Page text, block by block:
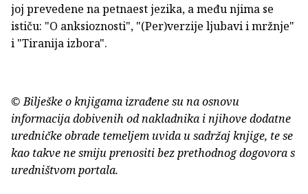
joj prevedene na petnaest jezika, a među njima se
ističu: "O anksioznosti", "(Per)verzije ljubavi i mržnje"
i "Tiranija izbora".
© Bilješke o knjigama izrađene su na osnovu
informacija dobivenih od nakladnika i njihove dodatne
uredničke obrade temeljem uvida u sadržaj knjige, te se
kao takve ne smiju prenositi bez prethodnog dogovora s
uredništvom portala.